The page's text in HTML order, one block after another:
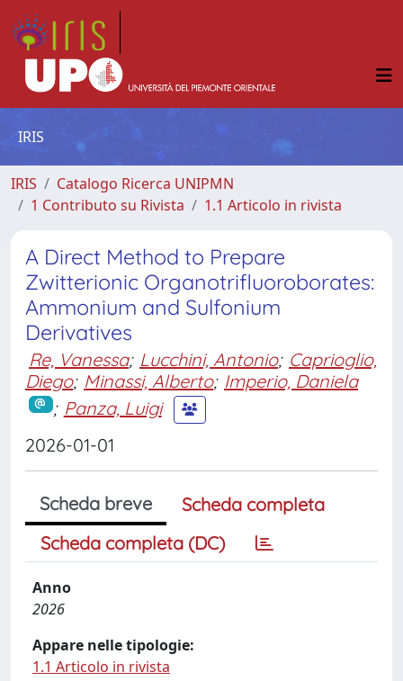
IRIS
IRIS
Catalogo Ricerca UNIPMN
1 Contributo su Rivista
1.1 Articolo in rivista
A Direct Method to Prepare
Zwitterionic Organotrifluoroborates:
Ammonium and Sulfonium
Derivatives
Re, Vanessa; Lucchini, Antonio; Caprioglio,
Diego; Minassi, Alberto; Imperio, Daniela
; Panza, Luigi
2026-01-01
Scheda breve
Scheda completa
Scheda completa (DC)
Anno
2026
Appare nelle tipologie:
1.1 Articolo in rivista